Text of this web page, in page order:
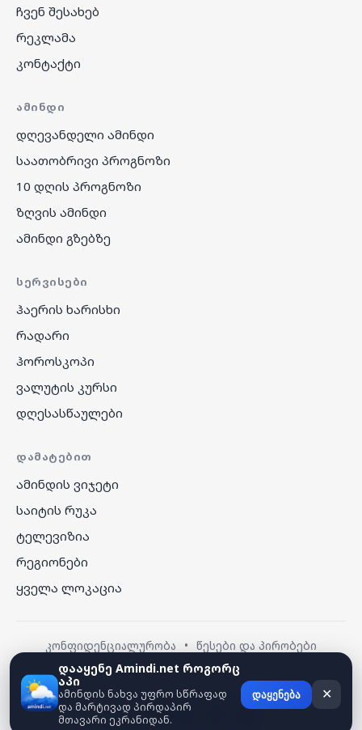
ჩვენ შესახებ
რეკლამა
კონტაქტი
ᲐᲛᲘᲜᲓᲘ
დღევანდელი ამინდი
საათობრივი პროგნოზი
10 დღის პროგნოზი
ზღვის ამინდი
ამინდი გზებზე
ᲡᲔᲠᲕᲘᲡᲔᲑᲘ
ჰაერის ხარისხი
რადარი
ჰოროსკოპი
ვალუტის კურსი
დღესასწაულები
ᲓᲐᲛᲐᲢᲔᲑᲘᲗ
ამინდის ვიჯეტი
საიტის რუკა
ტელევიზია
რეგიონები
ყველა ლოკაცია
კონფიდენციალურობა • წესები და პირობები
© 2026 amindi.net — ყველა უფლება დაცულია.
დააყენე Amindi.net როგორც
აპი
ამინდის ნახვა უფრო სწრაფად
და მარტივად პირდაპირ
მთავარი ეკრანიდან.
დაყენება ✕